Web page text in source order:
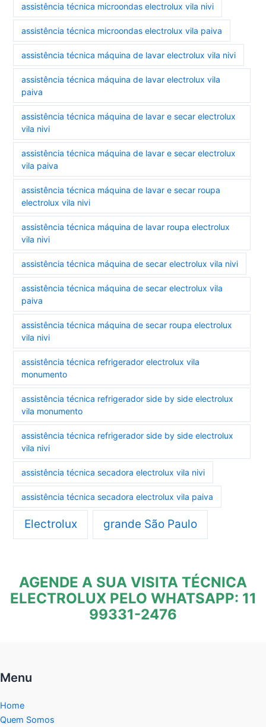
assistência técnica microondas electrolux vila nivi
assistência técnica microondas electrolux vila paiva
assistência técnica máquina de lavar electrolux vila nivi
assistência técnica máquina de lavar electrolux vila
paiva
assistência técnica máquina de lavar e secar electrolux
vila nivi
assistência técnica máquina de lavar e secar electrolux
vila paiva
assistência técnica máquina de lavar e secar roupa
electrolux vila nivi
assistência técnica máquina de lavar roupa electrolux
vila nivi
assistência técnica máquina de secar electrolux vila nivi
assistência técnica máquina de secar electrolux vila
paiva
assistência técnica máquina de secar roupa electrolux
vila nivi
assistência técnica refrigerador electrolux vila
monumento
assistência técnica refrigerador side by side electrolux
vila monumento
assistência técnica refrigerador side by side electrolux
vila nivi
assistência técnica secadora electrolux vila nivi
assistência técnica secadora electrolux vila paiva
Electrolux grande São Paulo
AGENDE A SUA VISITA TÉCNICA
ELECTROLUX PELO WHATSAPP: 11
99331-2476
Menu
Home
Quem Somos